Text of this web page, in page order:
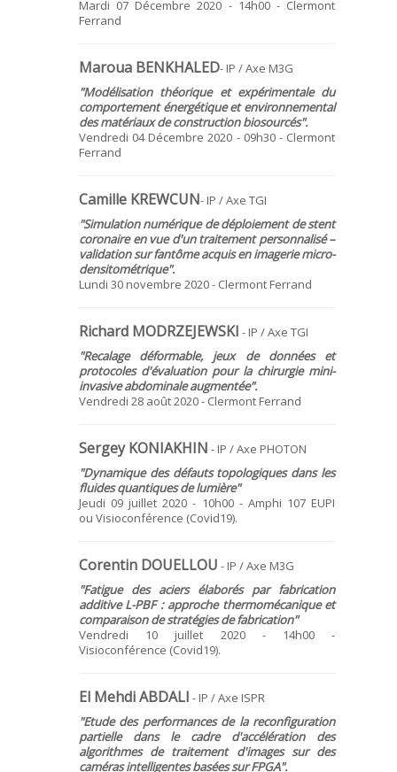
Mardi 07 Décembre 2020 - 14h00 - Clermont
Ferrand
Maroua BENKHALED- IP / Axe M3G
"Modélisation théorique et expérimentale du
comportement énergétique et environnemental
des matériaux de construction biosourcés".
Vendredi 04 Décembre 2020 - 09h30 - Clermont
Ferrand
Camille KREWCUN- IP / Axe TGI
"Simulation numérique de déploiement de stent
coronaire en vue d'un traitement personnalisé –
validation sur fantôme acquis en imagerie micro-
densitométrique".
Lundi 30 novembre 2020 - Clermont Ferrand
Richard MODRZEJEWSKI - IP / Axe TGI
"Recalage déformable, jeux de données et
protocoles d'évaluation pour la chirurgie mini-
invasive abdominale augmentée".
Vendredi 28 août 2020 - Clermont Ferrand
Sergey KONIAKHIN - IP / Axe PHOTON
"Dynamique des défauts topologiques dans les
fluides quantiques de lumière"
Jeudi 09 juillet 2020 - 10h00 - Amphi 107 EUPI
ou Visioconférence (Covid19).
Corentin DOUELLOU - IP / Axe M3G
"Fatigue des aciers élaborés par fabrication
additive L-PBF : approche thermomécanique et
comparaison de stratégies de fabrication"
Vendredi 10 juillet 2020 - 14h00 -
Visioconférence (Covid19).
El Mehdi ABDALI - IP / Axe ISPR
"Etude des performances de la reconfiguration
partielle dans le cadre d'accélération des
algorithmes de traitement d'images sur des
caméras intelligentes basées sur FPGA".